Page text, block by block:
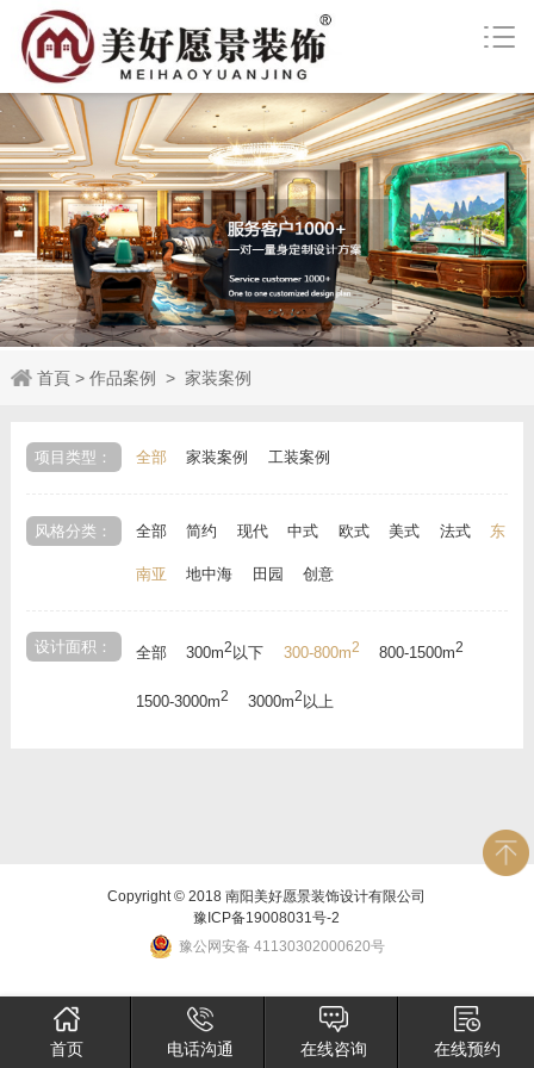
首頁> 作品案例 > 家装案例
项目类型： 全部 家装案例 工装案例
风格分类： 全部 简约 现代 中式 欧式 美式 法式 东
南亚 地中海 田园 创意
设计面积： 全部 300m2 以下 300-800m2 800-1500m2
1500-3000m2 3000m2 以上
Copyright © 2018 南阳美好愿景装饰设计有限公司
豫ICP备19008031号-2
豫公网安备 41130302000620号
首页 电话沟通 在线咨询 在线预约
×